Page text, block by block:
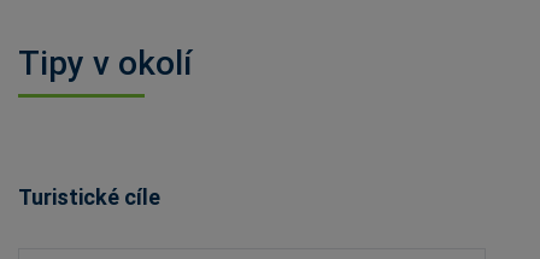
Tipy v okolí
Turistické cíle